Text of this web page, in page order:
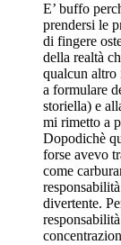
E’ buffo
prendersi le
di fingere
della realtà
qualcun altro
a formulare
storiella) e
mi rimetto a
Dopodichè
forse avevo
come
divertente.